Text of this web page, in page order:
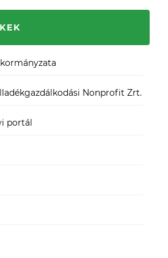
Nonprofit Zrt.
portál